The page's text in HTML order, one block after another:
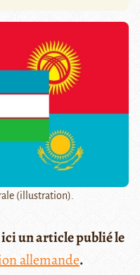
(illustration).
un article publié le
allemande.